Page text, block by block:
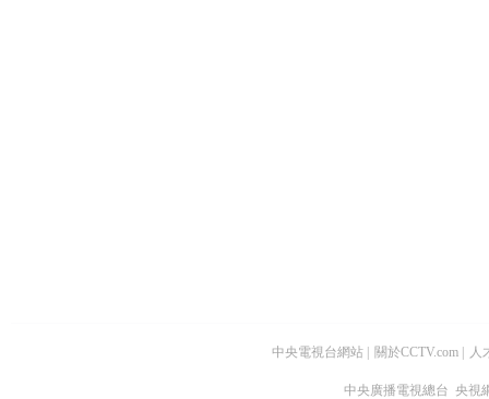
中央電視台網站 關於CCTV.com 人
中央廣播電視總台 央視